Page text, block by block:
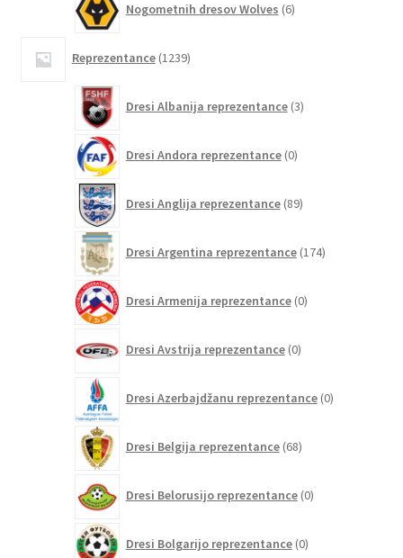
Nogometnih dresov Wolves 6izdelkov
Reprezentance 1239izdelkov
Dresi Albanija reprezentance 3izdelki
Dresi Andora reprezentance 0izdelkov
Dresi Anglija reprezentance 89izdelkov
Dresi Argentina reprezentance 174izdelkov
Dresi Armenija reprezentance 0izdelkov
Dresi Avstrija reprezentance 0izdelkov
Dresi Azerbajdžanu reprezentance 0izdelkov
Dresi Belgija reprezentance 68izdelkov
Dresi Belorusijo reprezentance 0izdelkov
Dresi Bolgarijo reprezentance 0izdelkov